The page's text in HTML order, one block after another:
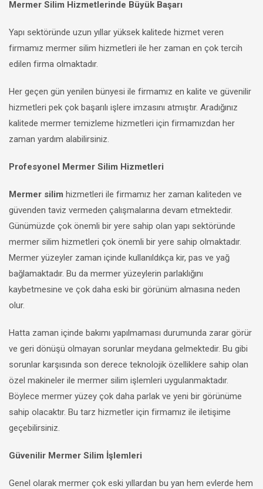
Mermer Silim Hizmetlerinde Büyük Başarı
Yapı sektöründe uzun yıllar yüksek kalitede hizmet veren
firmamız mermer silim hizmetleri ile her zaman en çok tercih
edilen firma olmaktadır.
Her geçen gün yenilen bünyesi ile firmamız en kalite ve güvenilir
hizmetleri pek çok başarılı işlere imzasını atmıştır. Aradığınız
kalitede mermer temizleme hizmetleri için firmamızdan her
zaman yardım alabilirsiniz.
Profesyonel Mermer Silim Hizmetleri
Mermer silim hizmetleri ile firmamız her zaman kaliteden ve
güvenden taviz vermeden çalışmalarına devam etmektedir.
Günümüzde çok önemli bir yere sahip olan yapı sektöründe
mermer silim hizmetleri çok önemli bir yere sahip olmaktadır.
Mermer yüzeyler zaman içinde kullanıldıkça kir, pas ve yağ
bağlamaktadır. Bu da mermer yüzeylerin parlaklığını
kaybetmesine ve çok daha eski bir görünüm almasına neden
olur.
Hatta zaman içinde bakımı yapılmaması durumunda zarar görür
ve geri dönüşü olmayan sorunlar meydana gelmektedir. Bu gibi
sorunlar karşısında son derece teknolojik özelliklere sahip olan
özel makineler ile mermer silim işlemleri uygulanmaktadır.
Böylece mermer yüzey çok daha parlak ve yeni bir görünüme
sahip olacaktır. Bu tarz hizmetler için firmamız ile iletişime
geçebilirsiniz.
Güvenilir Mermer Silim İşlemleri
Genel olarak mermer çok eski yıllardan bu yan hem evlerde hem